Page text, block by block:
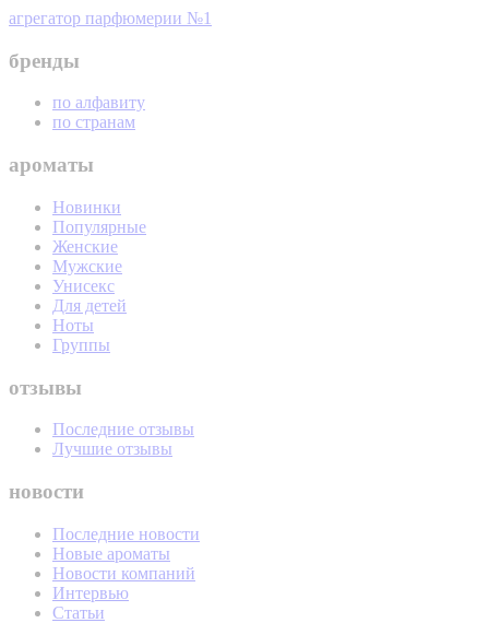
агрегатор парфюмерии №1
бренды
по алфавиту
по странам
ароматы
Новинки
Популярные
Женские
Мужские
Унисекс
Для детей
Ноты
Группы
отзывы
Последние отзывы
Лучшие отзывы
новости
Последние новости
Новые ароматы
Новости компаний
Интервью
Статьи